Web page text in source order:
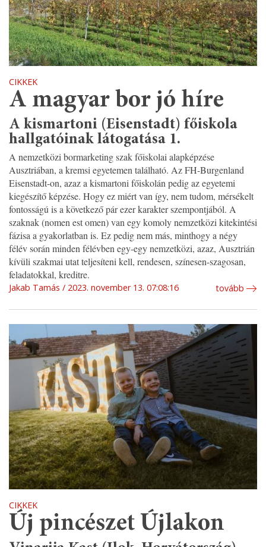
CIKKEK
A magyar bor jó híre
A kismartoni (Eisenstadt) főiskola
hallgatóinak látogatása 1.
A nemzetközi bormarketing szak főiskolai alapképzése
Ausztriában, a kremsi egyetemen található. Az FH-Burgenland
Eisenstadt-on, azaz a kismartoni főiskolán pedig az egyetemi
kiegészítő képzése. Hogy ez miért van így, nem tudom, mérsékelt
fontosságú is a következő pár ezer karakter szempontjából. A
szaknak (nomen est omen) van egy komoly nemzetközi kitekintési
fázisa a gyakorlatban is. Ez pedig nem más, minthogy a négy
félév során minden félévben egy-egy nemzetközi, azaz, Ausztrián
kívüli szakmai utat teljesíteni kell, rendesen, színesen-szagosan,
feladatokkal, kreditre.
Jakab Tamás 2023. november 13. 07:08:16 tovább
CIKKEK
Új pincészet Újlakon